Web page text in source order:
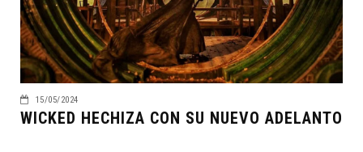
15/05/2024
WICKED HECHIZA CON SU NUEVO ADELANTO